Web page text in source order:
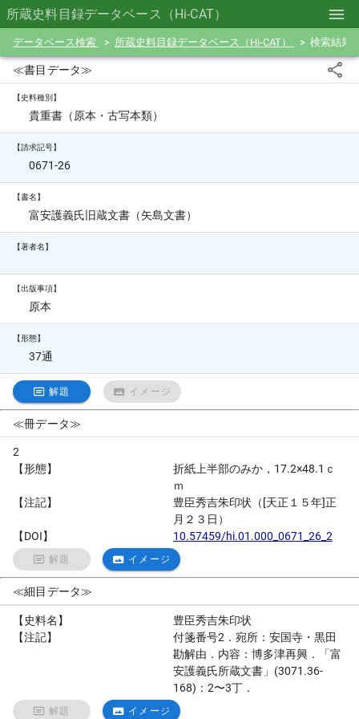
所蔵史料目録データベース（Hi-CAT）
データベース検索 所蔵史料目録データベース（Hi-CAT） 検索結果
≪書目データ≫
【史料種別】
貴重書（原本・古写本類）
【請求記号】
0671-26
【書名】
富安護義氏旧蔵文書（矢島文書）
【著者名】
【出版事項】
原本
【形態】
37通
解題 イメージ
≪冊データ≫
2
【形態】
折紙上半部のみか，17.2×48.1ｃ
ｍ
【注記】
豊臣秀吉朱印状（[天正１５年]正
月２３日）
【DOI】
10.57459/hi.01.000_0671_26_2
解題 イメージ
≪細目データ≫
【史料名】
豊臣秀吉朱印状
【注記】
付箋番号2．宛所：安国寺・黒田
勘解由．内容：博多津再興．「富
安護義氏所蔵文書」(3071.36-
168)：2〜3丁．
解題 イメージ